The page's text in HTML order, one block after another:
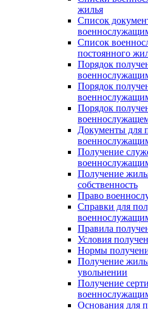
жилья
Список
Список
постоянного
Порядок
Порядок
Порядок
Документы для
Получение
Получение
собственность
Право
Справки для
Правила
Условия
Нормы
Получение
увольнении
Получение
Основания для